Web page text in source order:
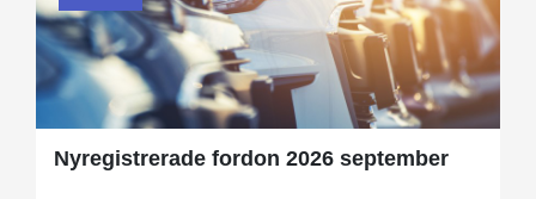
Nyregistrerade fordon 2026 september